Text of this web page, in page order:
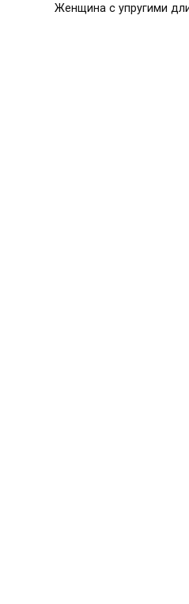
Женщина с упругими